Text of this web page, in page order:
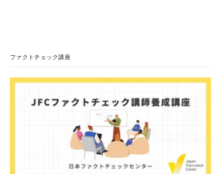
文には「警視庁サイバーセキュリティ対策本部」「通知番
様のメールアドレスと一致しています」と記している。 そ
どうかご確認ください」などと「オンライン確認画面へ」と
いうリンクをクリックするよう誘導している。 本文には、
警視庁の住所（東京都千代田区霞が関2-1-1）も書かれてい
ファクトチェック講座